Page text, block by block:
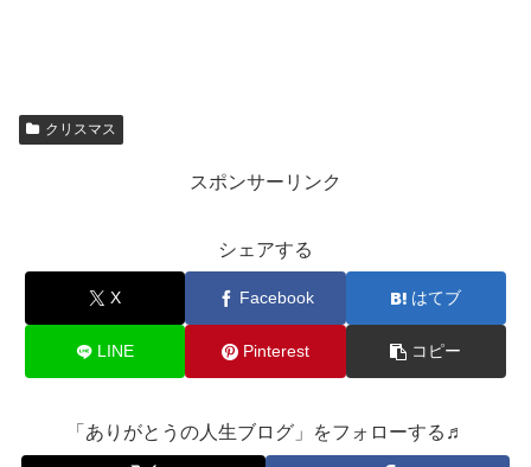
クリスマス
スポンサーリンク
シェアする
X Facebook はてブ
LINE Pinterest コピー
「ありがとうの人生ブログ」をフォローする♬